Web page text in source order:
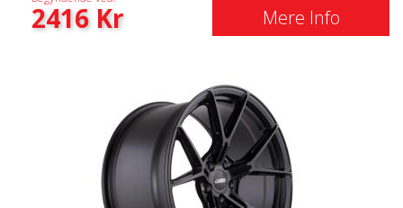
2416Kr Mere Info